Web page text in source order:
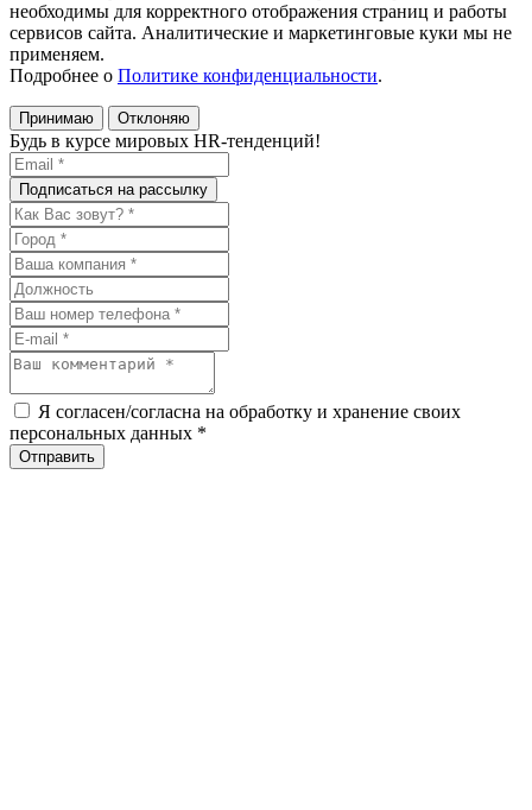
необходимы для корректного отображения страниц и работы
сервисов сайта. Аналитические и маркетинговые куки мы не
применяем.
Подробнее о Политике конфиденциальности.
Принимаю Отклоняю
Будь в курсе мировых HR-тенденций!
Я согласен/согласна на обработку и хранение своих
персональных данных *